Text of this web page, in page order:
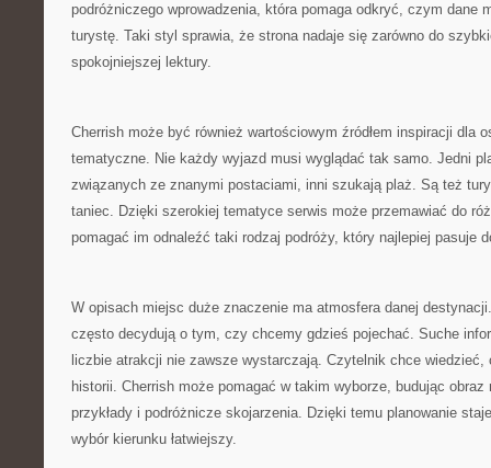
podróżniczego wprowadzenia, która pomaga odkryć, czym dane
turystę. Taki styl sprawia, że strona nadaje się zarówno do
spokojniejszej lektury.
Cherrish może być również wartościowym źródłem inspiracji dla
tematyczne. Nie każdy wyjazd musi wyglądać tak samo. Jedni
związanych ze znanymi postaciami, inni szukają plaż. Są też
taniec. Dzięki szerokiej tematyce serwis może przemawiać do
pomagać im odnaleźć taki rodzaj podróży, który najlepiej pasuje
W opisach miejsc duże znaczenie ma atmosfera danej
często decydują o tym, czy chcemy gdzieś pojechać. Suche
liczbie atrakcji nie zawsze wystarczają. Czytelnik chce wiedzieć,
historii. Cherrish może pomagać w takim wyborze, budując
przykłady i podróżnicze skojarzenia. Dzięki temu planowanie
wybór kierunku łatwiejszy.